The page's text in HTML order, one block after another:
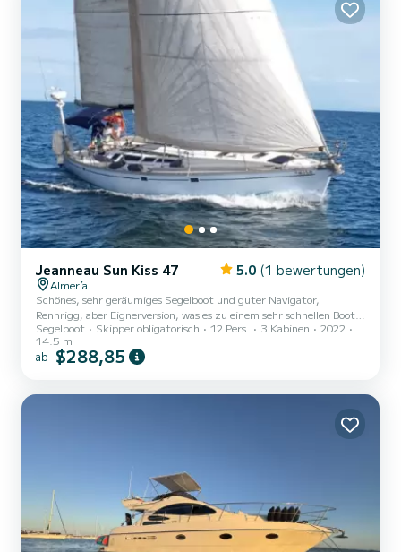
Jeanneau Sun Kiss 47 5.0 (1 bewertungen)
Almería
Schönes, sehr geräumiges Segelboot und guter Navigator,
Rennrigg, aber Eignerversion, was es zu einem sehr schnellen Boot
und sehr bewohnbar macht. Vorbereitet für lange Fahrten und sehr
komfortabel zum Vergnügen der Kunden, mit einem Cockpit mit
ausziehbarem Tisch für mehr Gäste, mit Matratzen für mehr
Segelboot Skipper obligatorisch 12 Pers. 3 Kabinen
2022
14.5 m
ab $288,85